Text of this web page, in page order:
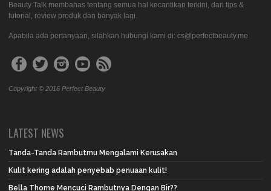
Beauty Talk membahas tentang semua hal kecantikan terkini, dari tips &
tutorial, review produk dan banyak lagi.
Apabila ada pertanyaan, silahkan hubungi kami di: cs@perfectbeauty.me
Copyright © 2016 Perfect Beauty
LATEST NEWS
Tanda-Tanda Rambutmu Mengalami Kerusakan
Kulit kering adalah penyebab penuaan kulit!
Bella Thorne Mencuci Rambutnya Dengan Bir??